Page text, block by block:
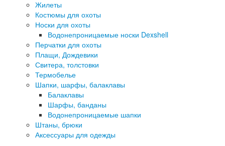
Жилеты
Костюмы для охоты
Носки для охоты
Водонепроницаемые носки Dexshell
Перчатки для охоты
Плащи, Дождевики
Свитера, толстовки
Термобелье
Шапки, шарфы, балаклавы
Балаклавы
Шарфы, банданы
Водонепроницаемые шапки
Штаны, брюки
Аксессуары для одежды